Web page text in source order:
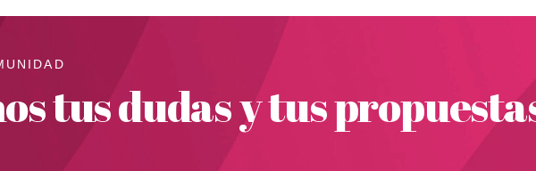
tus dudas y tus